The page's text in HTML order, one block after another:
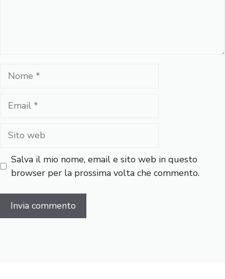
Nome
Email
Sito
Salva il mio nome, email e sito web in questo
browser per la prossima volta che commento.